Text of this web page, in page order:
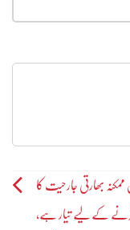
ممکنہ بھارتی جارحیت کا
کرنے کے لیے تیار ہے،